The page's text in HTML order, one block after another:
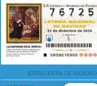
SORTEO EXTRA. DE NAVIDAD